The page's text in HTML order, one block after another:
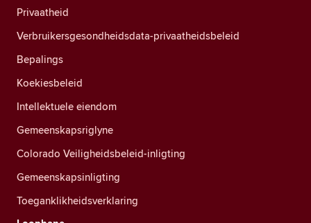
Privaatheid
Verbruikersgesondheidsdata-privaatheidsbeleid
Bepalings
Koekiesbeleid
Intellektuele eiendom
Gemeenskapsriglyne
Colorado Veiligheidsbeleid-inligting
Gemeenskapsinligting
Toeganklikheidsverklaring